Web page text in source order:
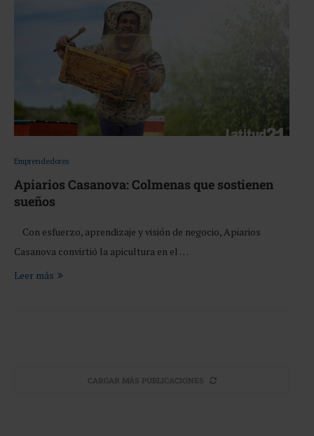
Emprendedores
Apiarios Casanova: Colmenas que sostienen
sueños
Con esfuerzo, aprendizaje y visión de negocio, Apiarios
Casanova convirtió la apicultura en el …
Leer más
CARGAR MÁS PUBLICACIONES